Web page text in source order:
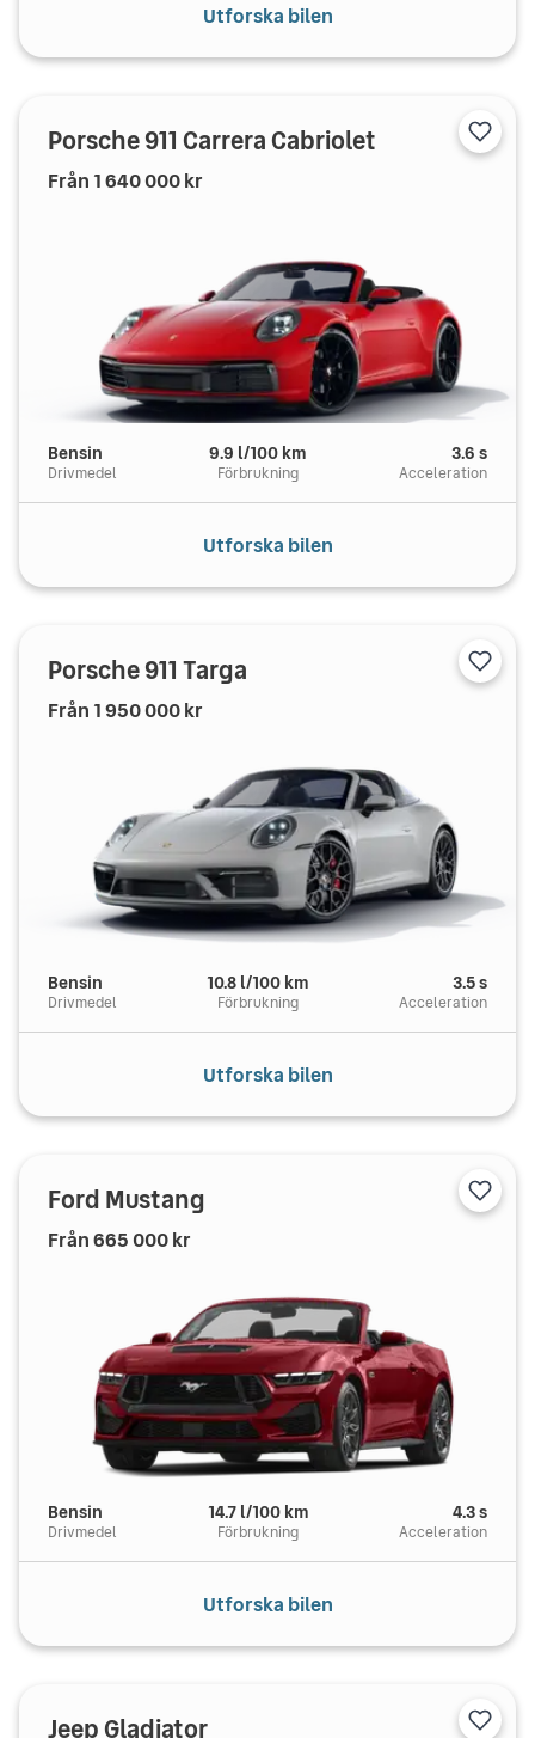
Utforska bilen
Porsche911 Carrera Cabriolet
Från 1 640 000kr
Bensin
Drivmedel
9.9 l/100 km
Förbrukning
3.6 s
Acceleration
Utforska bilen
Porsche911 Targa
Från 1 950 000kr
Bensin
Drivmedel
10.8 l/100 km
Förbrukning
3.5s
Acceleration
Utforska bilen
Ford Mustang
Från665 000kr
Bensin
Drivmedel
14.7 l/100 km
Förbrukning
4.3s
Acceleration
Utforska bilen
JeepGladiator